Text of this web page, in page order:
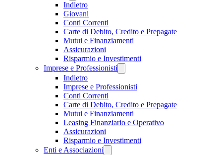
Indietro
Giovani
Conti Correnti
Carte di Debito, Credito e Prepagate
Mutui e Finanziamenti
Assicurazioni
Risparmio e Investimenti
Imprese e Professionisti
Indietro
Imprese e Professionisti
Conti Correnti
Carte di Debito, Credito e Prepagate
Mutui e Finanziamenti
Leasing Finanziario e Operativo
Assicurazioni
Risparmio e Investimenti
Enti e Associazioni